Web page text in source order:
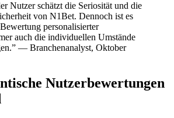
Nutzer schätzt die Seriosität und die
von N1Bet. Dennoch ist es
personalisierter
auch die individuellen Umstände
— Branchenanalyst, Oktober
Nutzerbewertungen